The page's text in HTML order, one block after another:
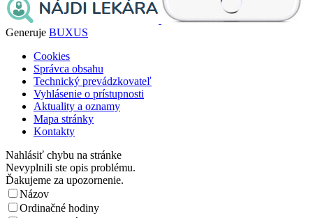
Generuje BUXUS
Cookies
Správca obsahu
Technický prevádzkovateľ
Vyhlásenie o prístupnosti
Aktuality a oznamy
Mapa stránky
Kontakty
Nahlásiť chybu na stránke
Nevyplnili ste opis problému.
Ďakujeme za upozornenie.
Názov
Ordinačné hodiny